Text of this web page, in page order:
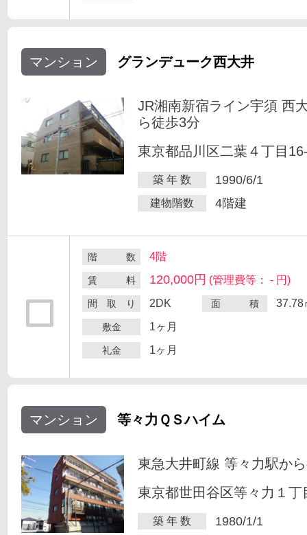
マンション グランデューク西大井
JR湘南新宿ライン宇須 西
ら徒歩3分
東京都品川区二葉４丁目
築 年 数 1990/6/1
建物階数 4階建
階 数 4階
賃 料 120,000円 (管理費等： - 円)
間 取 り 2DK 面 積 37.78
敷金 1ヶ月
礼金 1ヶ月
マンション 等々力ＱＳハイム
東急大井町線 等々力駅か
東京都世田谷区等々力１丁
築 年 数 1980/1/1